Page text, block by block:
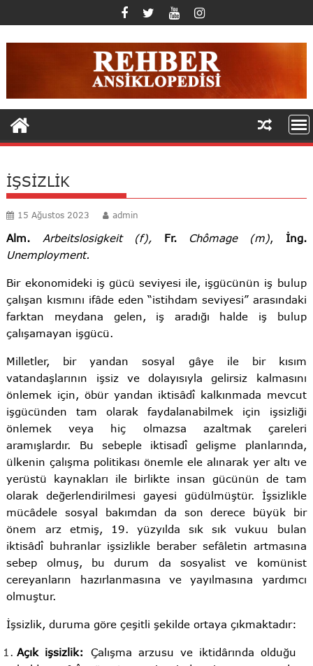
to
content
İŞSİZLİK
15 Ağustos 2023 admin
Alm. Arbeitslosigkeit (f), Fr. Chômage (m), İng.
Unemployment.
Bir ekonomideki iş gücü seviyesi ile, işgücünün iş bulup
çalışan kısmını ifâde eden “istihdam seviyesi” arasındaki
farktan meydana gelen, iş aradığı halde iş bulup
çalışamayan işgücü.
Milletler, bir yandan sosyal gâye ile bir kısım
vatandaşlarının işsiz ve dolayısıyla gelirsiz kalmasını
önlemek için, öbür yandan iktisâdî kalkınmada mevcut
işgücünden tam olarak faydalanabilmek için işsizliği
önlemek veya hiç olmazsa azaltmak çareleri
aramışlardır. Bu sebeple iktisadî gelişme planlarında,
ülkenin çalışma politikası önemle ele alınarak yer altı ve
yerüstü kaynakları ile birlikte insan gücünün de tam
olarak değerlendirilmesi gayesi güdülmüştür. İşsizlikle
mücâdele sosyal bakımdan da son derece büyük bir
önem arz etmiş, 19. yüzyılda sık sık vukuu bulan
iktisâdî buhranlar işsizlikle beraber sefâletin artmasına
sebep olmuş, bu durum da sosyalist ve komünist
cereyanların hazırlanmasına ve yayılmasına yardımcı
olmuştur.
İşsizlik, duruma göre çeşitli şekilde ortaya çıkmaktadır:
Açık işsizlik:
Çalışma arzusu ve iktidârında olduğu